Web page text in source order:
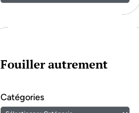
Fouiller autrement
Catégories